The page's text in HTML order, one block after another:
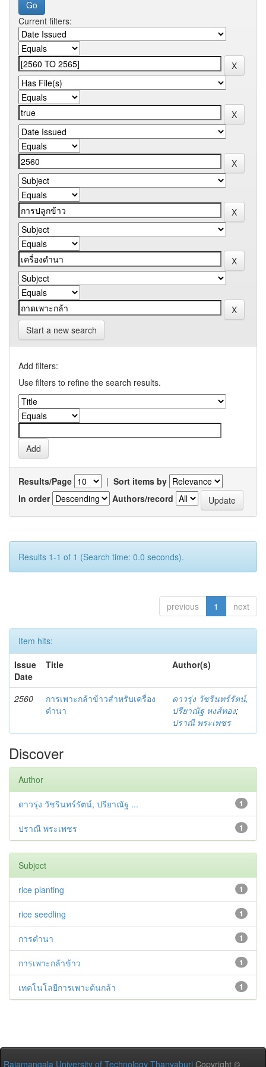
Current filters:
Start a new search
Add filters:
Use filters to refine the search results.
Results/Page | Sort items by
In order
Authors/record
Results 1-1 of 1 (Search time: 0.0 seconds).
previous 1 next
Item hits:
Issue
Date
Title Author(s)
2560
การเพาะกล้าข้าวสำหรับเครื่อง
ดำนา
ดาวรุ่ง วัชรินทร์รัตน์,
ปรียาณัฐ หงส์ทอง;
ปราณี พระเพชร
Discover
Author
1
ดาวรุ่ง วัชรินทร์รัตน์, ปรียาณัฐ ...
1
ปราณี พระเพชร
Subject
1
rice planting
1
rice seedling
1
การดำนา
1
การเพาะกล้าข้าว
1
เทคโนโลยีการเพาะต้นกล้า
Rajamangala University of Technology Thanyaburi Copyright ©